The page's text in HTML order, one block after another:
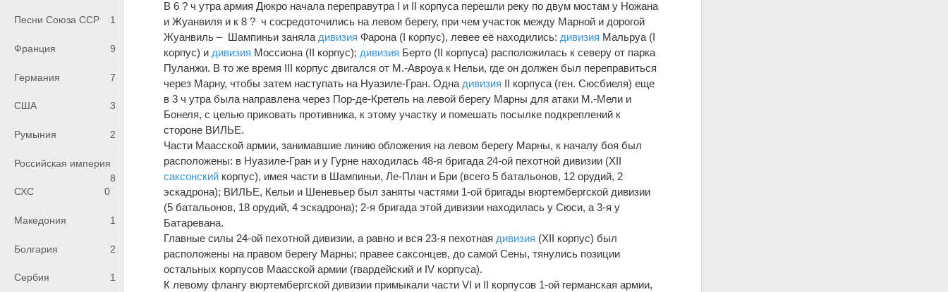
Песни Союза ССР 1
Франция 9
Германия 7
США 3
Румыния 2
Российская империя
8
СХС
0
Македония 1
Болгария 2
Сербия 1
В 6 ? ч утра армия Дюкро начала переправутра I и II корпуса перешли реку по двум мостам у Ножана
и Жуанвиля и к 8 ? ч сосредоточились на левом берегу, при чем участок между Марной и дорогой
Жуанвиль – Шампиньи заняла дивизия Фарона (I корпус), левее её находились: дивизия Мальруа (I
корпус) и дивизия Моссиона (II корпус); дивизия Берто (II корпуса) расположилась к северу от парка
Пуланжи. В то же время III корпус двигался от М.-Авроyа к Нельи, где он должен был переправиться
через Марну, чтобы затем наступать на Нуазиле-Гран. Одна дивизия II корпуса (ген. Сюсбиеля) еще
в 3 ч утра была направлена через Пор-де-Кретель на левой берегу Марны для атаки М.-Мели и
Бонеля, с целью приковать противника, к этому участку и помешать посылке подкреплений к
стороне ВИЛЬЕ.
Части Маасской армии, занимавшие линию обложения на левом берегу Марны, к началу боя был
расположены: в Нуазиле-Гран и у Гурне находилась 48-я бригада 24-ой пехотной дивизии (XII
саксонский корпус), имея части в Шампиньи, Ле-План и Бри (всего 5 батальонов, 12 орудий, 2
эскадрона); ВИЛЬЕ, Кельи и Шеневьер был заняты частями 1-ой бригады вюртембергской дивизии
(5 батальонов, 18 орудий, 4 эскадрона); 2-я бригада этой дивизии находилась у Сюси, а 3-я у
Батаревана.
Главные силы 24-ой пехотной дивизии, а равно и вся 23-я пехотная дивизия (XII корпус) был
расположены на правом берегу Марны; правее саксонцев, до самой Сены, тянулись позиции
остальных корпусов Маасской армии (гвардейский и IV корпуса).
К левому флангу вюртембергской дивизии примыкали части VI и II корпусов 1-ой германская армии,